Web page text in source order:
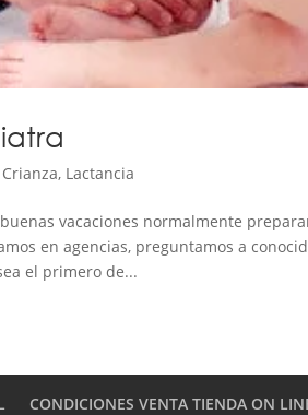
Crianza, Lactancia
vacaciones normalmente
en agencias, preguntamos a
el primero de...
CONDICIONES VENTA TIENDA ON